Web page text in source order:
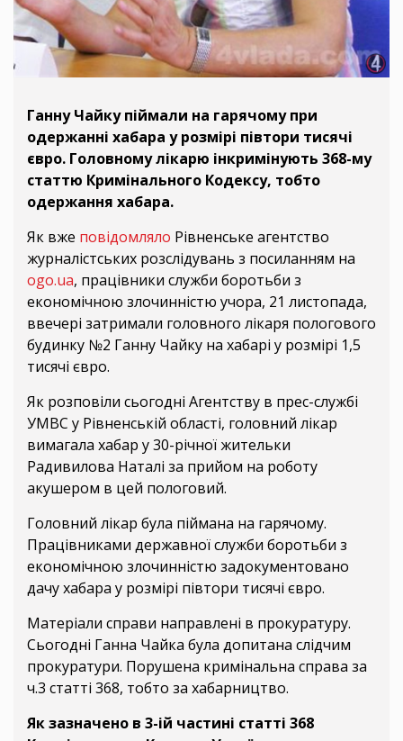
Ганну Чайку піймали на гарячому при
одержанні хабара у розмірі півтори тисячі
євро. Головному лікарю інкримінують 368-му
статтю Кримінального Кодексу, тобто
одержання хабара.
Як вже повідомляло Рівненське агентство
журналістських розслідувань з посиланням на
ogo.ua, працівники служби боротьби з
економічною злочинністю учора, 21 листопада,
ввечері затримали головного лікаря пологового
будинку №2 Ганну Чайку на хабарі у розмірі 1,5
тисячі євро.
Як розповіли сьогодні Агентству в прес-службі
УМВС у Рівненській області, головний лікар
вимагала хабар у 30-річної жительки
Радивилова Наталі за прийом на роботу
акушером в цей пологовий.
Головний лікар була піймана на гарячому.
Працівниками державної служби боротьби з
економічною злочинністю задокументовано
дачу хабара у розмірі півтори тисячі євро.
Матеріали справи направлені в прокуратуру.
Сьогодні Ганна Чайка була допитана слідчим
прокуратури. Порушена кримінальна справа за
ч.3 статті 368, тобто за хабарництво.
Як зазначено в 3-ій частині статті 368